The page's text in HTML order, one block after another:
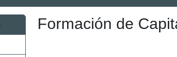
Formación de